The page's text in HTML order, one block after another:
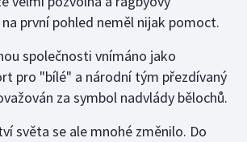
první pohled neměl nijak pomoct.
společnosti vnímáno jako
pro "bílé" a národní tým přezdívaný
za symbol nadvlády bělochů.
světa se ale mnohé změnilo. Do